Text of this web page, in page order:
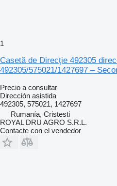
1
Casetă de Direcție 492305
492305/575021/1427697 –
Precio a consultar
Dirección asistida
492305, 575021, 1427697
Rumanía, Cristesti
ROYAL DRU AGRO S.R.L.
Contacte con el vendedor